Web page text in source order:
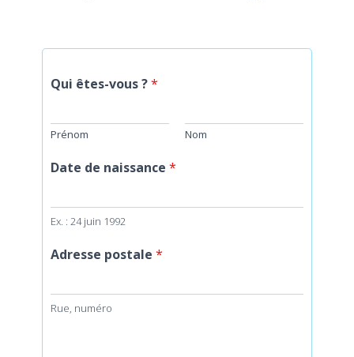
Qui êtes-vous ?*
Prénom Nom
Date de naissance *
Ex. : 24 juin 1992
Adresse postale *
Rue, numéro